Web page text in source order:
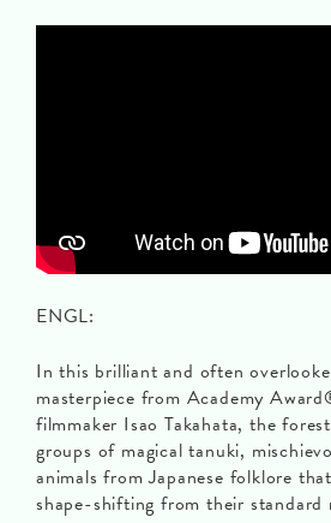
ENGL:
In this brilliant and often
masterpiece from Academy
filmmaker Isao Takahata, the
groups of magical tanuki,
animals from Japanese folklore
shape-shifting from their standard